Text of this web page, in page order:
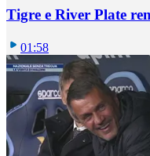
Tigre e River Plate
01:58